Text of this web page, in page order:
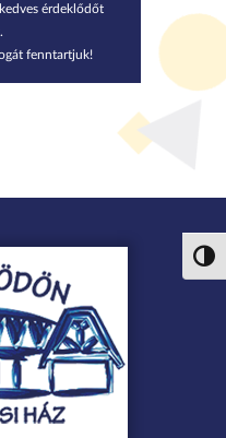
érdeklődőt
fenntartjuk!